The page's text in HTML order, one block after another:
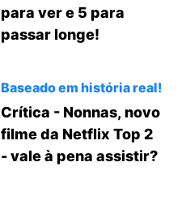
para ver e 5 para
passar longe!
Baseado em história real!
Crítica - Nonnas, novo
filme da Netflix Top 2
- vale à pena assistir?